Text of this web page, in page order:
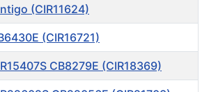
(CIR11624)
(CIR16721)
CB8279E (CIR18369)